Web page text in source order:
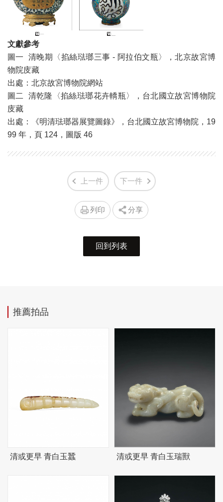
文獻參考
圖一 清晚期〈掐絲琺瑯三事 - 阿拉伯文瓶〉，北京故宮博
物院庋藏
出處：北京故宮博物院網站
圖二 清乾隆〈掐絲琺瑯花卉轎瓶〉，台北國立故宮博物院
庋藏
出處：《明清琺瑯器展覽圖錄》，台北國立故宮博物院，19
99 年，頁 124，圖版 46
上一件 下一件
列印 分享
回到列表
推薦拍品
清或更早 青白玉蠶 清或更早 青白玉瑞獸